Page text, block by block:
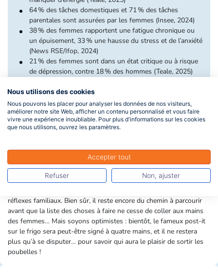
64 % des tâches domestiques et 71 % des tâches
parentales sont assurées par les femmes (Insee, 2024)
38 % des femmes rapportent une fatigue chronique ou
un épuisement, 33 % une hausse du stress et de l’anxiété
(News RSE/Ifop, 2024)
21 % des femmes sont dans un état critique ou à risque
de dépression, contre 18 % des hommes (Teale, 2025)
Vers la fin du « syndrome du post-it
» ? Un vent de changement chez les
Bonne nouvelle : la charge mentale n’est plus condamnée à rester
l’apanage des femmes ! Les jeunes générations, hommes et
femmes confondus, semblent de plus en plus enclines à partager
réflexes familiaux. Bien sûr, il reste encore du chemin à parcourir
avant que la liste des choses à faire ne cesse de coller aux mains
des femmes… Mais soyons optimistes : bientôt, le fameux post-it
sur le frigo sera peut-être signé à quatre mains, et il ne restera
plus qu’à se disputer… pour savoir qui aura le plaisir de sortir les
poubelles !
Nous utilisons des cookies
Nous pouvons les placer pour analyser les données de nos visiteurs,
améliorer notre site Web, afficher un contenu personnalisé et vous faire
vivre une expérience inoubliable. Pour plus d'informations sur les cookies
que nous utilisons, ouvrez les paramètres.
Accepter tout
Refuser Non, ajuster